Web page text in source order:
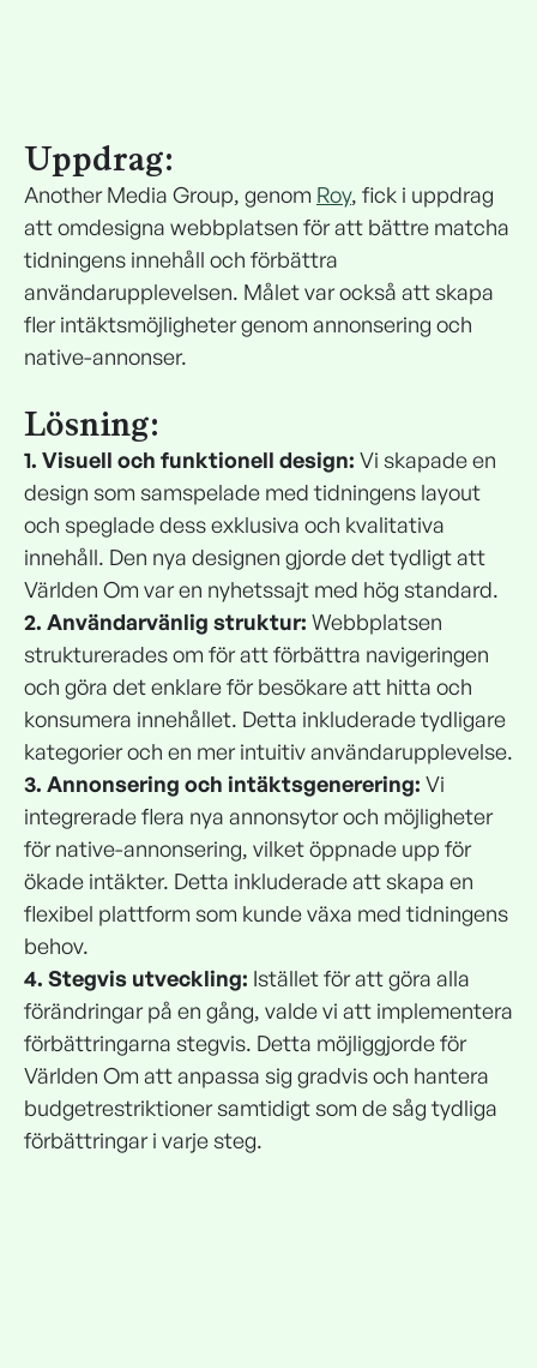
Uppdrag:
Another Media Group, genom Roy, fick i uppdrag
att omdesigna webbplatsen för att bättre matcha
tidningens innehåll och förbättra
användarupplevelsen. Målet var också att skapa
fler intäktsmöjligheter genom annonsering och
native-annonser.
Lösning:
1. Visuell och funktionell design: Vi skapade en
design som samspelade med tidningens layout
och speglade dess exklusiva och kvalitativa
innehåll. Den nya designen gjorde det tydligt att
Världen Om var en nyhetssajt med hög standard.
2. Användarvänlig struktur: Webbplatsen
strukturerades om för att förbättra navigeringen
och göra det enklare för besökare att hitta och
konsumera innehållet. Detta inkluderade tydligare
kategorier och en mer intuitiv användarupplevelse.
3. Annonsering och intäktsgenerering: Vi
integrerade flera nya annonsytor och möjligheter
för native-annonsering, vilket öppnade upp för
ökade intäkter. Detta inkluderade att skapa en
flexibel plattform som kunde växa med tidningens
behov.
4. Stegvis utveckling: Istället för att göra alla
förändringar på en gång, valde vi att implementera
förbättringarna stegvis. Detta möjliggjorde för
Världen Om att anpassa sig gradvis och hantera
budgetrestriktioner samtidigt som de såg tydliga
förbättringar i varje steg.